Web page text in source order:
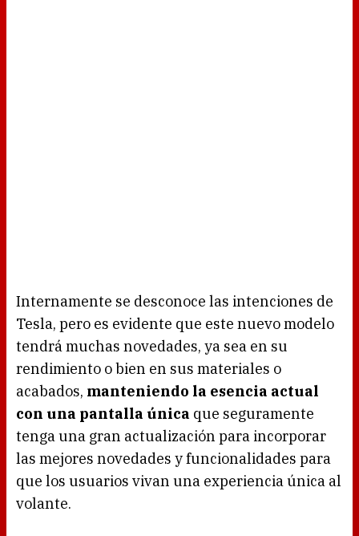
Internamente se desconoce las intenciones de
Tesla, pero es evidente que este nuevo modelo
tendrá muchas novedades, ya sea en su
rendimiento o bien en sus materiales o
acabados, manteniendo la esencia actual
con una pantalla única que seguramente
tenga una gran actualización para incorporar
las mejores novedades y funcionalidades para
que los usuarios vivan una experiencia única al
volante.